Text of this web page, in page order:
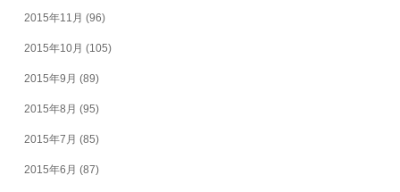
2015年11月 (96)
2015年10月 (105)
2015年9月 (89)
2015年8月 (95)
2015年7月 (85)
2015年6月 (87)